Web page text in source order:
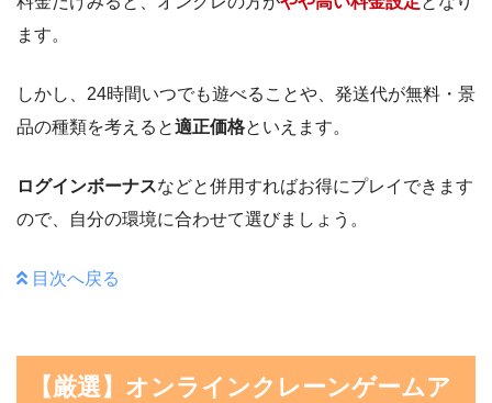
ます。
しかし、24時間いつでも遊べることや、発送代が無料・景
品の種類を考えると適正価格といえます。
ログインボーナスなどと併用すればお得にプレイできます
ので、自分の環境に合わせて選びましょう。
目次へ戻る
【厳選】オンラインクレーンゲームア